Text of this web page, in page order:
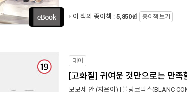
이 책의 종이책 : 5,850원 종이책 보기
대여
[고화질] 귀여운 것만으로는 만족
모모세 안 (지은이) | 블랑코믹스(BLANC